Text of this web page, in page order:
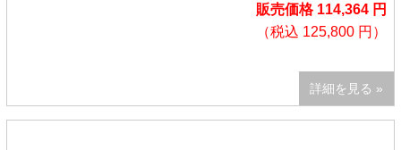
販売価格 114,364 円
（税込 125,800 円）
詳細を見る »